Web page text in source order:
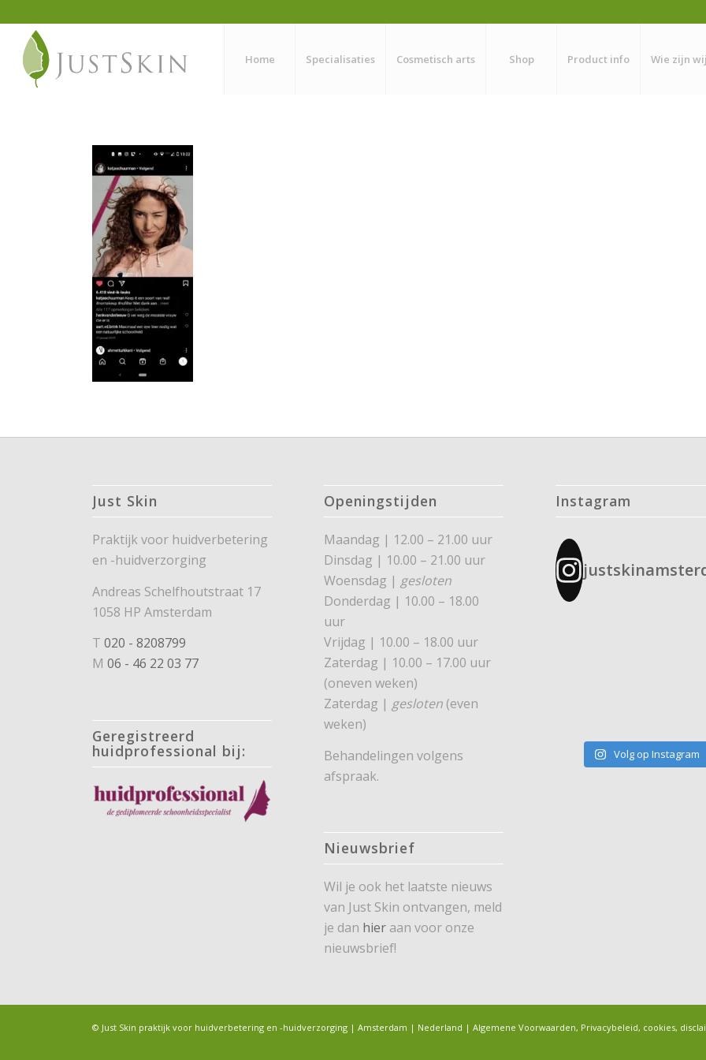
Home Specialisaties Cosmetisch arts Shop Product info Wie zijn wij
Just Skin
Praktijk voor huidverbetering
en -huidverzorging
Andreas Schelfhoutstraat 17
1058 HP Amsterdam
T020 - 8208799
M06 - 46 22 03 77
Geregistreerd
huidprofessional bij:
Openingstijden
Maandag | 12.00 – 21.00 uur
Dinsdag | 10.00 – 21.00 uur
Woensdag | gesloten
Donderdag | 10.00 – 18.00
uur
Vrijdag | 10.00 – 18.00 uur
Zaterdag | 10.00 – 17.00 uur
(oneven weken)
Zaterdag | gesloten (even
weken)
Behandelingen volgens
afspraak.
Nieuwsbrief
Wil je ook het laatste nieuws
van Just Skin ontvangen, meld
je dan hier aan voor onze
nieuwsbrief!
Instagram
Volg op Instagram
© Just Skin praktijk voor huidverbetering en -huidverzorging | Amsterdam | Nederland |Algemene Voorwaarden, Privacybeleid, cookies,